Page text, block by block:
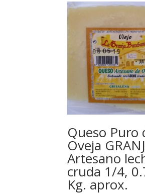
Queso Puro
Oveja
Artesano
cruda 1/4,
Kg. aprox.